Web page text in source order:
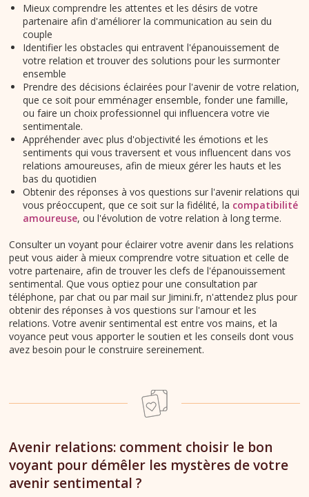
Mieux comprendre les attentes et les désirs de votre
partenaire afin d'améliorer la communication au sein du
couple
Identifier les obstacles qui entravent l'épanouissement de
votre relation et trouver des solutions pour les surmonter
ensemble
Prendre des décisions éclairées pour l'avenir de votre relation,
que ce soit pour emménager ensemble, fonder une famille,
ou faire un choix professionnel qui influencera votre vie
sentimentale.
Appréhender avec plus d'objectivité les émotions et les
sentiments qui vous traversent et vous influencent dans vos
relations amoureuses, afin de mieux gérer les hauts et les
bas du quotidien
Obtenir des réponses à vos questions sur l'avenir relations qui
vous préoccupent, que ce soit sur la fidélité, la compatibilité
amoureuse, ou l'évolution de votre relation à long terme.
Consulter un voyant pour éclairer votre avenir dans les relations
peut vous aider à mieux comprendre votre situation et celle de
votre partenaire, afin de trouver les clefs de l'épanouissement
sentimental. Que vous optiez pour une consultation par
téléphone, par chat ou par mail sur Jimini.fr, n'attendez plus pour
obtenir des réponses à vos questions sur l'amour et les
relations. Votre avenir sentimental est entre vos mains, et la
voyance peut vous apporter le soutien et les conseils dont vous
avez besoin pour le construire sereinement.
Avenir relations: comment choisir le bon
voyant pour démêler les mystères de votre
avenir sentimental ?